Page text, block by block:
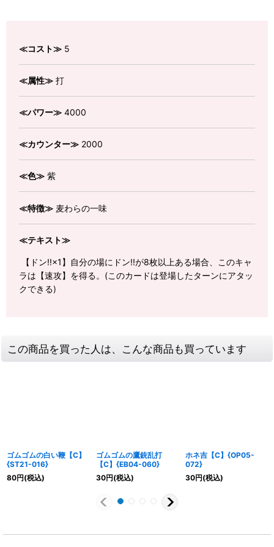
≪コスト≫ 5
≪属性≫ 打
≪パワー≫ 4000
≪カウンター≫ 2000
≪色≫ 紫
≪特徴≫ 麦わらの一味
≪テキスト≫
【ドン!!×1】自分の場にドン!!が8枚以上ある場合、このキャ
ラは【速攻】を得る。(このカードは登場したターンにアタッ
クできる)
この商品を買った人は、こんな商品も買っています
ゴムゴムの白い鞭【C】
{ST21-016}
80円(税込)
ゴムゴムの鷹銃乱打
【C】{EB04-060}
30円(税込)
ホネ吉【C】{OP05-
072}
30円(税込)